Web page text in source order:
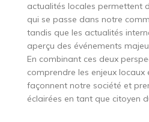
actualités locales permettent
qui se passe dans notre
tandis que les actualités
aperçu des événements
En combinant ces deux
comprendre les enjeux locaux
façonnent notre société et
éclairées en tant que citoyen